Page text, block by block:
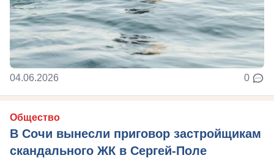
04.06.2026 0
Общество
В Сочи вынесли приговор застройщикам
скандального ЖК в Сергей-Поле